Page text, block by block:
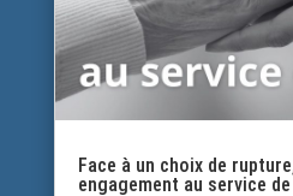
Face à un choix de
engagement au service